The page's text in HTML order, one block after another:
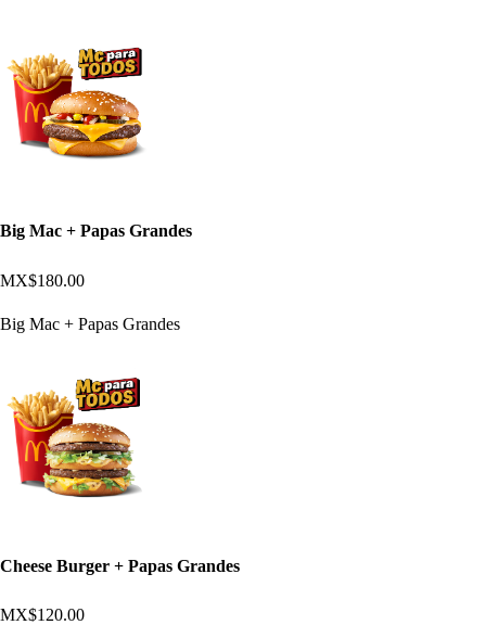
Big Mac + Papas Grandes
MX$180.00
Big Mac + Papas Grandes
Cheese Burger + Papas Grandes
MX$120.00